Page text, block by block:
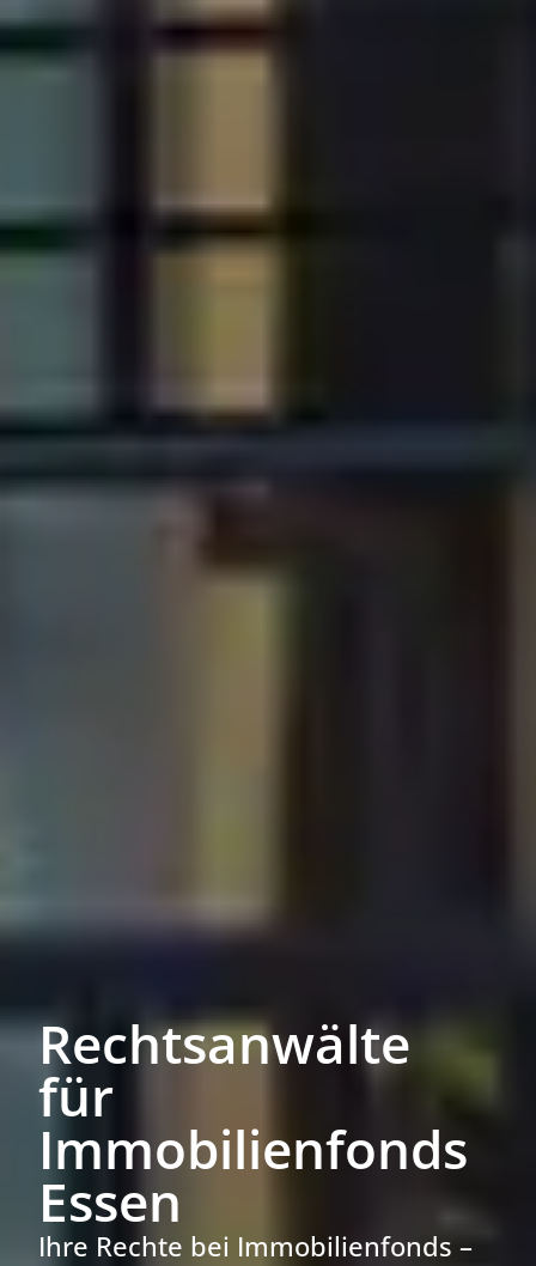
Rechtsanwälte
für
Immobilienfonds
Essen
Ihre Rechte bei Immobilienfonds –